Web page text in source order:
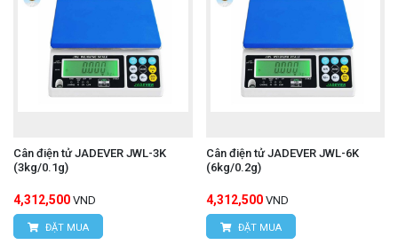
Cân điện tử JADEVER JWL-3K
(3kg/0.1g)
4,312,500 VND
ĐẶT MUA
Cân điện tử JADEVER JWL-6K
(6kg/0.2g)
4,312,500 VND
ĐẶT MUA